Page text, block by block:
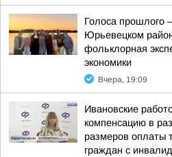
Голоса прошлого
Юрьевецком
фольклорная
экономики
Вчера, 19:09
Ивановские
компенсацию в
размеров оплаты
граждан с